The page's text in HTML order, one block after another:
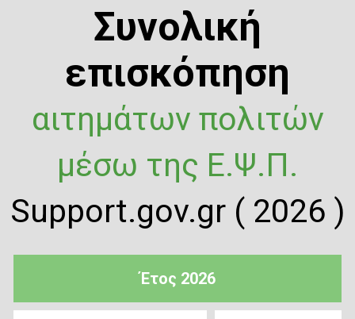
Έτος 2026
Συνολική
επισκόπηση
αιτημάτων πολιτών
μέσω της Ε.Ψ.Π.
Support.gov.gr ( 2026 )